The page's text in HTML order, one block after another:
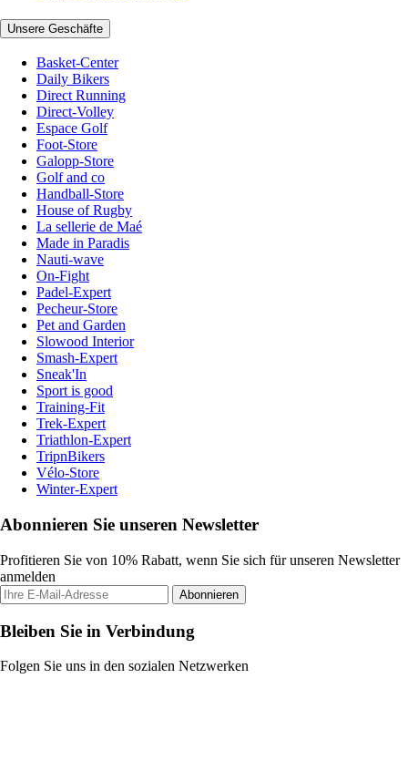
Unsere Geschäfte
Basket-Center
Daily Bikers
Direct Running
Direct-Volley
Espace Golf
Foot-Store
Galopp-Store
Golf and co
Handball-Store
House of Rugby
La sellerie de Maé
Made in Paradis
Nauti-wave
On-Fight
Padel-Expert
Pecheur-Store
Pet and Garden
Slowood Interior
Smash-Expert
Sneak'In
Sport is good
Training-Fit
Trek-Expert
Triathlon-Expert
TripnBikers
Vélo-Store
Winter-Expert
Abonnieren Sie unseren Newsletter
Profitieren Sie von 10% Rabatt, wenn Sie sich für unseren Newsletter
anmelden
Abonnieren
Bleiben Sie in Verbindung
Folgen Sie uns in den sozialen Netzwerken